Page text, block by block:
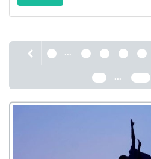
1 ... 6 7 8 9
14
... 389